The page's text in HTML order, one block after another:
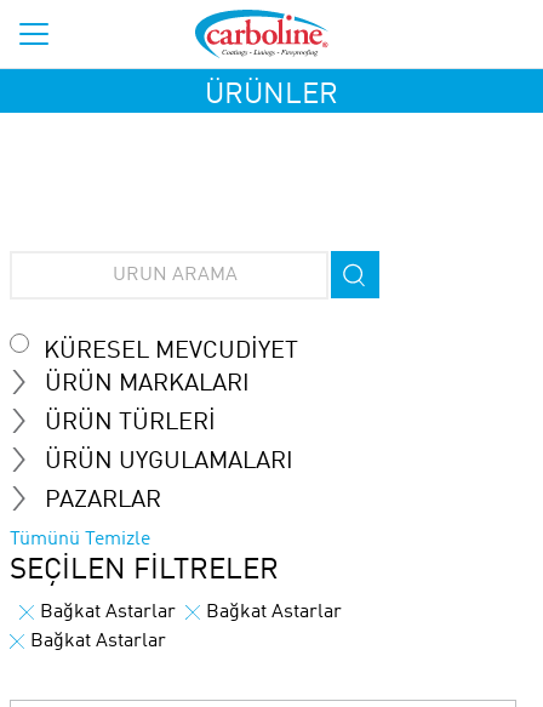
ÜRÜNLER
KÜRESEL MEVCUDIYET
ÜRÜN MARKALARI
ÜRÜN TÜRLERI
ÜRÜN UYGULAMALARI
PAZARLAR
Tümünü Temizle
SEÇILEN FILTRELER
Bağkat Astarlar
Bağkat Astarlar
Bağkat Astarlar